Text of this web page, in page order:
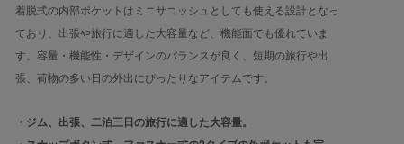
着脱式の内部ポケットはミニサコッシュとしても使える設計となっ
ており、出張や旅行に適した大容量など、機能面でも優れていま
す。容量・機能性・デザインのバランスが良く、短期の旅行や出
張、荷物の多い日の外出にぴったりなアイテムです。
・ジム、出張、二泊三日の旅行に適した大容量。